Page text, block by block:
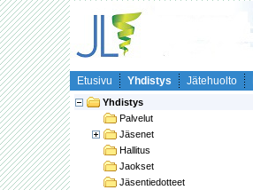
Etusivu Yhdistys Jätehuolto
Yhdistys
Palvelut
Jäsenet
Hallitus
Jaokset
Jäsentiedotteet